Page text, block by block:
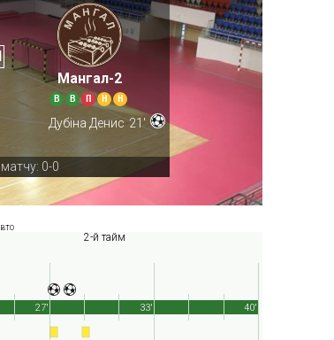
Мангал-2
В В П Н Н
Дубіна Денис 21'
0-0
2-й тайм
40'
27' 33'